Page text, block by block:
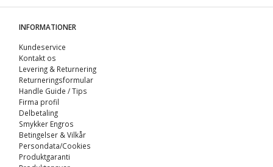
INFORMATIONER
Kundeservice
Kontakt os
Levering & Returnering
Returneringsformular
Handle Guide / Tips
Firma profil
Delbetaling
Smykker Engros
Betingelser & Vilkår
Persondata/Cookies
Produktgaranti